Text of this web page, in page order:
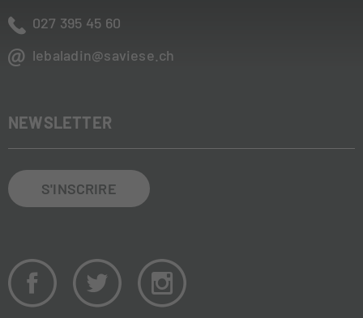
027 395 45 60
lebaladin@saviese.ch
NEWSLETTER
S'INSCRIRE